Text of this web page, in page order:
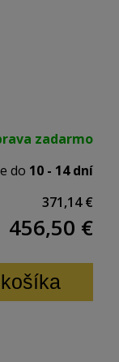
zadarmo
do 10 - 14 dní
371,14 €
456,50 €